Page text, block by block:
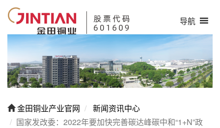
导航
金田铜业产业官网
新闻资讯中心
国家发改委：2022年要加快完善碳达峰碳中和“1+N”政